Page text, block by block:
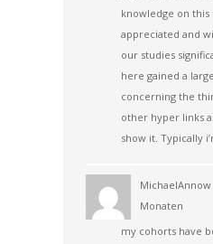
knowledge on
appreciated and
our studies
here gained a
concerning the
other hyper links
show it. Typically
MichaelAnnow
Monaten
my cohorts have